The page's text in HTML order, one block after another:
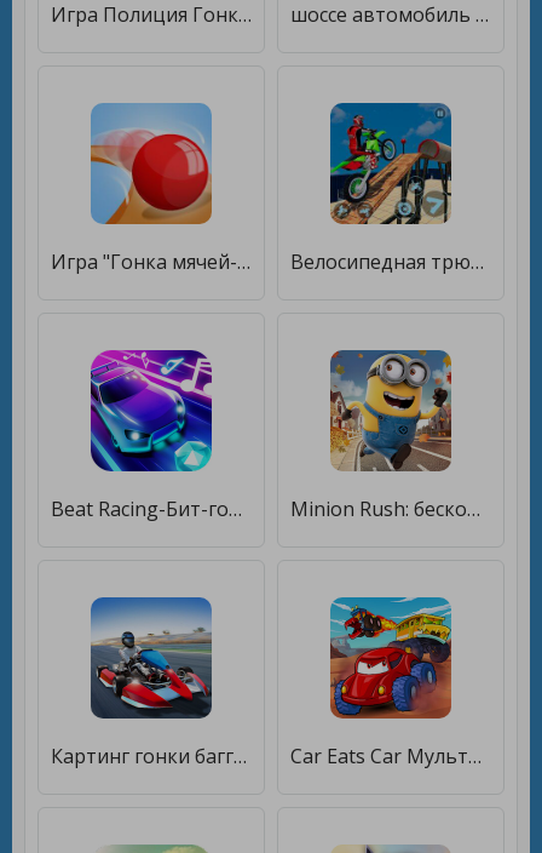
Игра Полиция Гонка на машинах [Много монет] шоссе автомобиль гонка трюки [Мод меню]
Игра "Гонка мячей-3D [Мод меню] Велосипедная трюковая игра [Мод меню]
Beat Racing-Бит-гонка [Бесплатные покупки] Minion Rush: бесконечная гонка [Бесплатные покупки]
Картинг гонки багги картинг гонка гонка пляжная го [Много монет] Car Eats Car Мультиплеер Гонка [Мод меню]